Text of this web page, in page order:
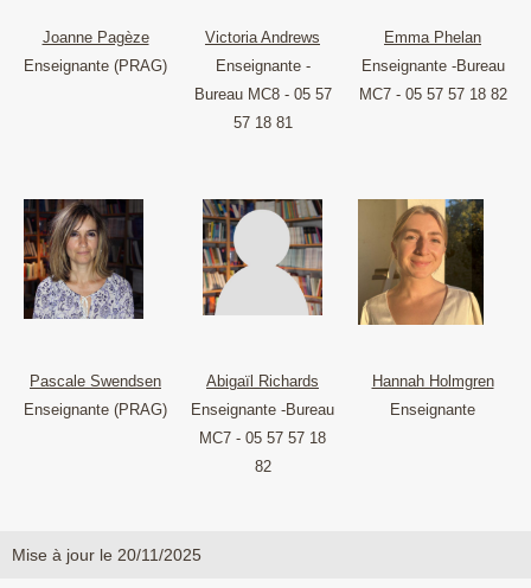
Joanne Pagèze
Enseignante (PRAG)
Victoria Andrews
Enseignante -
Bureau MC8 - 05 57
57 18 81
Emma Phelan
Enseignante -Bureau
MC7 - 05 57 57 18 82
Pascale Swendsen
Enseignante (PRAG)
Abigaïl Richards
Enseignante -Bureau
MC7 - 05 57 57 18
82
Hannah Holmgren
Enseignante
Mise à jour le 20/11/2025